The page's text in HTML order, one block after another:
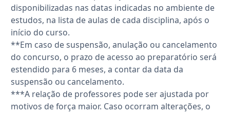
disponibilizadas nas datas indicadas no ambiente de
estudos, na lista de aulas de cada disciplina, após o
início do curso.
**Em caso de suspensão, anulação ou cancelamento
do concurso, o prazo de acesso ao preparatório será
estendido para 6 meses, a contar da data da
suspensão ou cancelamento.
***A relação de professores pode ser ajustada por
motivos de força maior. Caso ocorram alterações, o